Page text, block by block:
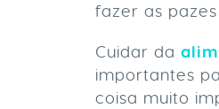
fazer as
Cuidar da
importantes
coisa muito